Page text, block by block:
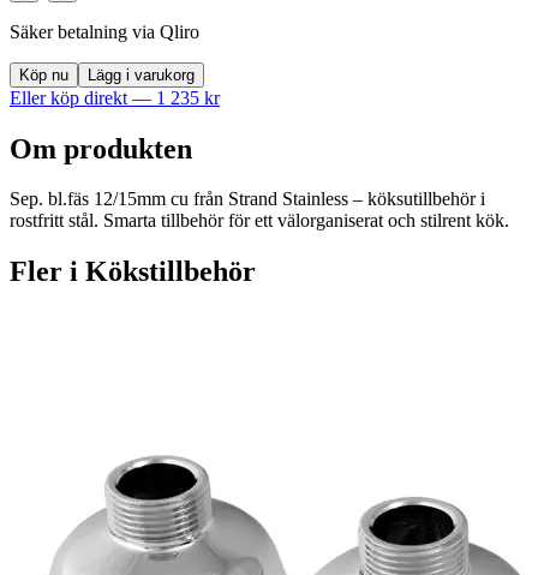
Säker betalning via Qliro
Köp nu Lägg i varukorg
Eller köp direkt — 1 235 kr
Om produkten
Sep. bl.fäs 12/15mm cu från Strand Stainless – köksutillbehör i
rostfritt stål. Smarta tillbehör för ett välorganiserat och stilrent kök.
Fler i Kökstillbehör